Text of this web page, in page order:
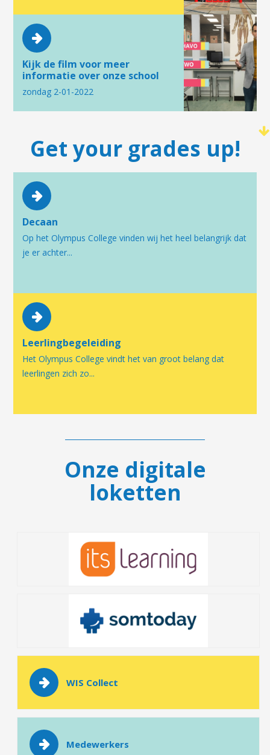
Kijk de film voor meer
informatie over onze school
zondag 2-01-2022
Get your grades up!
Decaan
Op het Olympus College vinden wij het heel belangrijk dat
je er achter...
Leerlingbegeleiding
Het Olympus College vindt het van groot belang dat
leerlingen zich zo...
Onze digitale
loketten
WIS Collect
Medewerkers